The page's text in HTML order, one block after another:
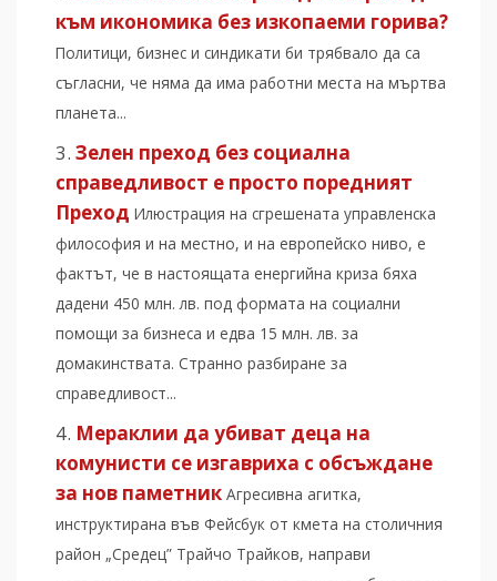
към икономика без изкопаеми горива?
Политици, бизнес и синдикати би трябвало да са
съгласни, че няма да има работни места на мъртва
планета...
Зелен преход без социална
справедливост е просто поредният
Преход Илюстрация на сгрешената управленска
философия и на местно, и на европейско ниво, е
фактът, че в настоящата енергийна криза бяха
дадени 450 млн. лв. под формата на социални
помощи за бизнеса и едва 15 млн. лв. за
домакинствата. Странно разбиране за
справедливост...
Мераклии да убиват деца на
комунисти се изгавриха с обсъждане
за нов паметник Агресивна агитка,
инструктирана във Фейсбук от кмета на столичния
район „Средец” Трайчо Трайков, направи